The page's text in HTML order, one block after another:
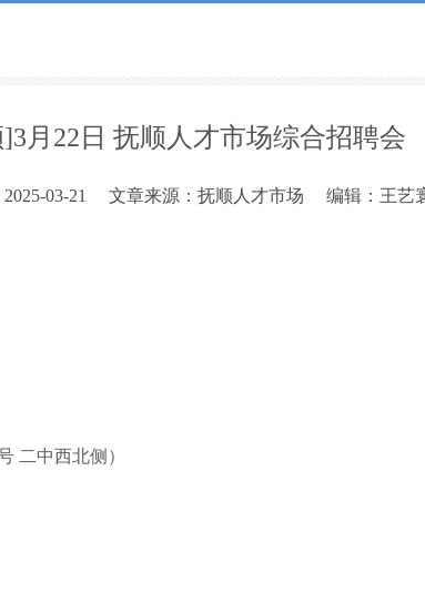
月22日 抚顺人才市场综合招聘会
03-21 文章来源：抚顺人才市场 编辑：王艺
二中西北侧）